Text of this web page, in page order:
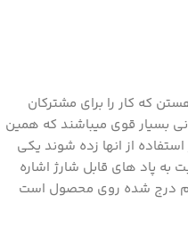
که کار را برای مشترکان
بسیار قوی میباشند که همین
از انها زده شوند یکی
به پاد های قابل شارژ اشاره
درج شده روی محصول است